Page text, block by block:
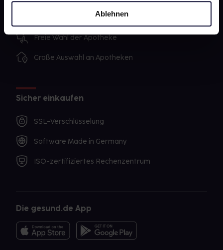
Ablehnen
selben Tag möglich
Freie Wahl der Apotheke
Große Auswahl an Apotheken
Sicher einkaufen
SSL-Verschlüsselung
Software Made in Germany
ISO-zertifiziertes Rechenzentrum
Die gesund.de App